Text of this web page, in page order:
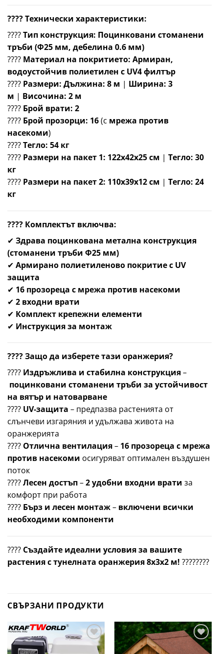
???? Технически характеристики:
????Тип конструкция: Поцинковани стоманени
тръби (Ф25 мм, дебелина 0.6 мм)
???? Материал на покритието: Армиран,
водоустойчив полиетилен с UV4 филтър
???? Размери: Дължина: 8 м | Ширина: 3
м | Височина: 2 м
???? Брой врати: 2
???? Брой прозорци: 16(с мрежа против
насекоми)
????Тегло: 54 кг
???? Размери на пакет 1: 122x42x25 см | Тегло: 30
кг
???? Размери на пакет 2: 110x39x12 см | Тегло: 24
кг
???? Комплектът включва:
✔ Здрава поцинкована метална конструкция
(стоманени тръби Ф25 мм)
✔ Армирано полиетиленово покритие с UV
защита
✔ 16 прозореца с мрежа против насекоми
✔ 2 входни врати
✔ Комплект крепежни елементи
✔ Инструкция за монтаж
???? Защо да изберете тази оранжерия?
???? Издръжлива и стабилна конструкция–
поцинковани стоманени тръби за устойчивост
на вятър и натоварване
???? UV-защита – предпазва растенията от
слънчеви изгаряния и удължава живота на
оранжерията
????️ Отлична вентилация– 16 прозореца с мрежа
против насекоми осигуряват оптимален въздушен
поток
????Лесен достъп–2 удобни входни врати за
комфорт при работа
????️ Бърз и лесен монтаж– включени всички
необходими компоненти
???? Създайте идеални условия за вашите
растения с тунелната оранжерия 8x3x2 м! ????????
СВЪРЗАНИ ПРОДУКТИ
Добави
Добави